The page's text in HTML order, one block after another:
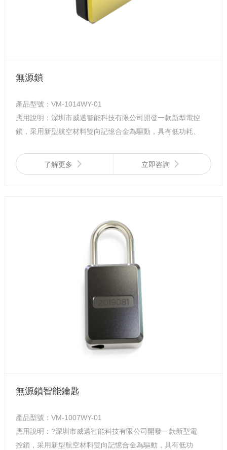
無源鎖
產品型號：VM-1014WY-01
應用說明：深圳市威邁智能科技有限公司開發一款新型電控
鎖，采用新型航空材料雙向記憶合金為驅動，具有低功耗、
了解更多 立即咨詢
無源鎖智能鑰匙
產品型號：VM-1007WY-01
應用說明：?深圳市威邁智能科技有限公司開發一款新型電
控鎖，采用新型航空材料雙向記憶合金為驅動，具有低功